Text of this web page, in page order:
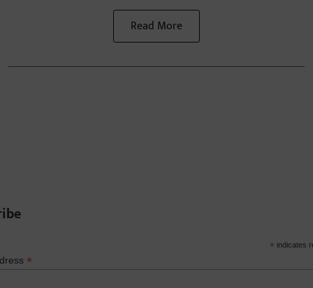
Read More
* indicates
*